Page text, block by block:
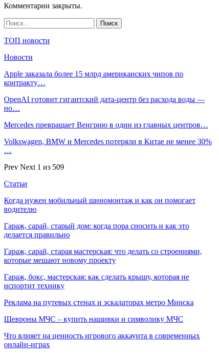
Комментарии закрыты.
ТОП новости
Новости
Apple заказала более 15 млрд американских чипов по
контракту…
OpenAI готовит гигантский дата-центр без расхода воды —
но…
Mercedes превращает Венгрию в один из главных центров…
Volkswagen, BMW и Mercedes потеряли в Китае не менее 30%
…
Prev Next 1 из 509
Статьи
Когда нужен мобильный шиномонтаж и как он помогает
водителю
Гараж, сарай, старый дом: когда пора сносить и как это
делается правильно
Гараж, сарай, старая мастерская: что делать со строениями,
которые мешают новому проекту
Гараж, бокс, мастерская: как сделать крышу, которая не
испортит технику
Реклама на путевых стенах и эскалаторах метро Минска
Шевроны МЧС – купить нашивки и символику МЧС
Что влияет на ценность игрового аккаунта в современных
онлайн-играх